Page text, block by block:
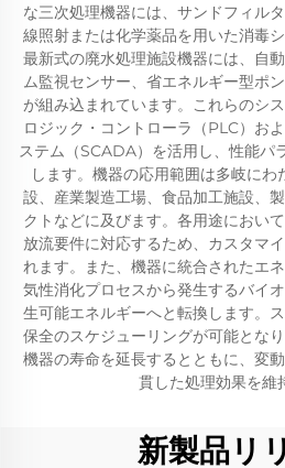
な三次処理機器には、サンドフィル
線照射または化学薬品を用いた消毒
最新式の廃水処理施設機器には、自
ム監視センサー、省エネルギー型ポ
が組み込まれています。これらのシ
ロジック・コントローラ（PLC）お
ステム（SCADA）を活用し、性能パ
します。機器の応用範囲は多岐に
設、産業製造工場、食品加工施設、
クトなどに及びます。各用途におい
放流要件に対応するため、カスタマ
れます。また、機器に統合されたエ
気性消化プロセスから発生するバイ
生可能エネルギーへと転換します。
保全のスケジューリングが可能とな
機器の寿命を延長するとともに、変
貫した処理効果を維
新製品リ